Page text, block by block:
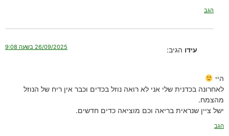
הגב
עידו הגיב: 26/09/2025 בשעה 9:08
היי
לאחרונה בכדנית שלי אני לא רואה נוזל בכדים וכבר אין ריח של הנוזל
מהצמח.
ישל ציין שנראית בריאה וכם מוציאה כדים חדשים.
הגב